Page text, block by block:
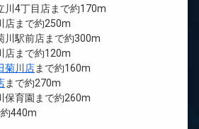
川4丁目店まで約170m
店まで約250m
川駅前店まで約300m
店まで約120m
菊川店まで約160m
まで約270m
保育園まで約260m
440m